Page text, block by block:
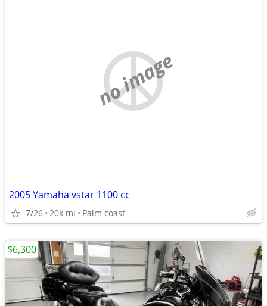
no image
2005 Yamaha vstar 1100 cc
7/26 20k mi Palm coast
$6,300